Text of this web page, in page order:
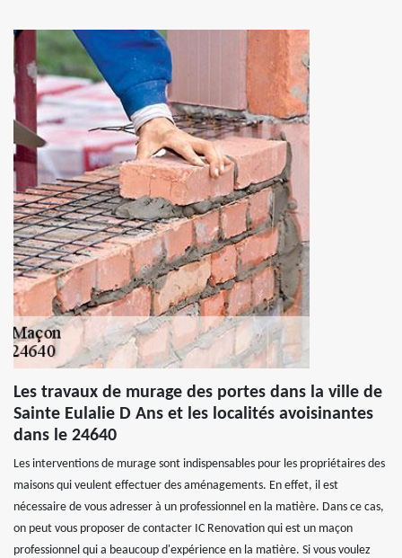
Les travaux de murage des portes dans la ville de
Sainte Eulalie D Ans et les localités avoisinantes
dans le 24640
Les interventions de murage sont indispensables pour les propriétaires des
maisons qui veulent effectuer des aménagements. En effet, il est
nécessaire de vous adresser à un professionnel en la matière. Dans ce cas,
on peut vous proposer de contacter IC Renovation qui est un maçon
professionnel qui a beaucoup d'expérience en la matière. Si vous voulez